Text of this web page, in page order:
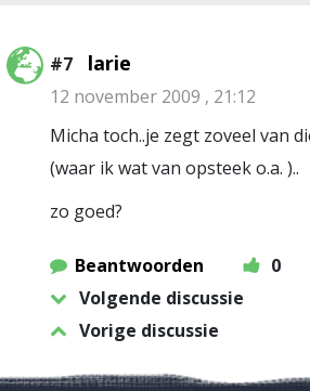
#7 larie
12 november 2009 , 21:12
Micha toch..je zegt zoveel van
(waar ik wat van opsteek o.a. )..
zo goed?
Beantwoorden
0
Volgende discussie
Vorige discussie